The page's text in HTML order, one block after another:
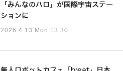
「みんなのハロ」が国際宇宙ステー
ションに
2026.4.13 Mon 13:30